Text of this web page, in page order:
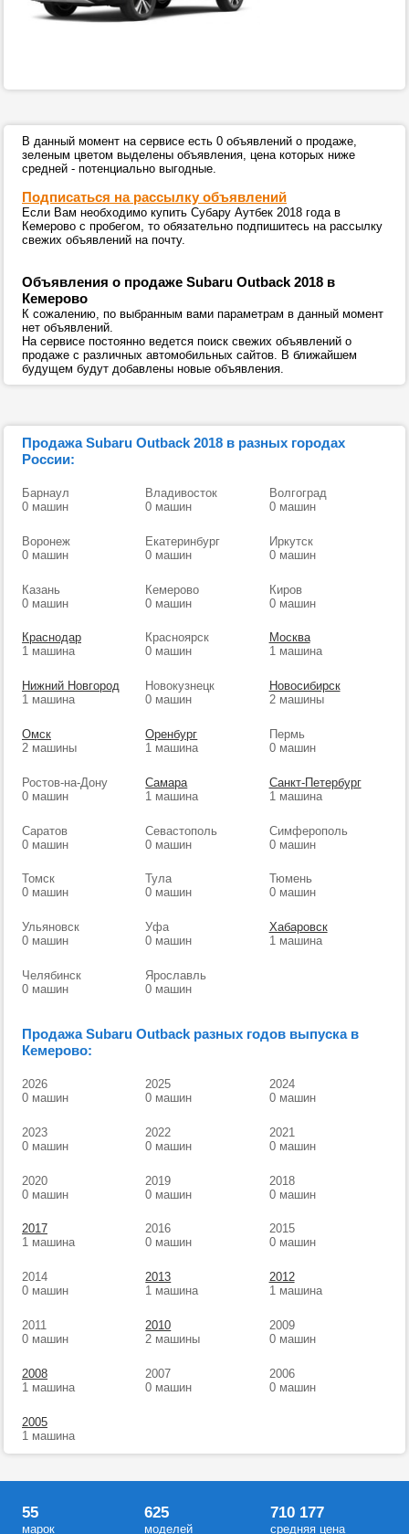
В данный момент на сервисе есть 0 объявлений о продаже,
зеленым цветом выделены объявления, цена которых ниже
средней - потенциально выгодные.
Подписаться на рассылку объявлений
Если Вам необходимо купить Субару Аутбек 2018 года в
Кемерово с пробегом, то обязательно подпишитесь на рассылку
свежих объявлений на почту.
Объявления о продаже Subaru Outback 2018 в
Кемерово
К сожалению, по выбранным вами параметрам в данный момент
нет объявлений.
На сервисе постоянно ведется поиск свежих объявлений о
продаже с различных автомобильных сайтов. В ближайшем
будущем будут добавлены новые объявления.
Продажа Subaru Outback 2018 в разных городах
России:
Барнаул
0 машин
Владивосток
0 машин
Волгоград
0 машин
Воронеж
0 машин
Екатеринбург
0 машин
Иркутск
0 машин
Казань
0 машин
Кемерово
0 машин
Киров
0 машин
Краснодар
1 машина
Красноярск
0 машин
Москва
1 машина
Нижний Новгород
1 машина
Новокузнецк
0 машин
Новосибирск
2 машины
Омск
2 машины
Оренбург
1 машина
Пермь
0 машин
Ростов-на-Дону
0 машин
Самара
1 машина
Санкт-Петербург
1 машина
Саратов
0 машин
Севастополь
0 машин
Симферополь
0 машин
Томск
0 машин
Тула
0 машин
Тюмень
0 машин
Ульяновск
0 машин
Уфа
0 машин
Хабаровск
1 машина
Челябинск
0 машин
Ярославль
0 машин
Продажа Subaru Outback разных годов выпуска в
Кемерово:
2026
0 машин
2025
0 машин
2024
0 машин
2023
0 машин
2022
0 машин
2021
0 машин
2020
0 машин
2019
0 машин
2018
0 машин
2017
1 машина
2016
0 машин
2015
0 машин
2014
0 машин
2013
1 машина
2012
1 машина
2011
0 машин
2010
2 машины
2009
0 машин
2008
1 машина
2007
0 машин
2006
0 машин
2005
1 машина
55
марок
625
моделей
710 177
средняя цена